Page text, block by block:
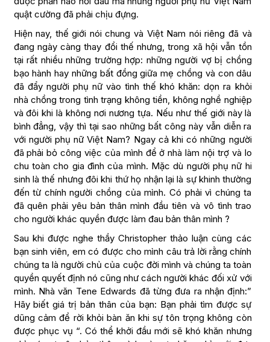
quật cường đã phải chịu đựng.
Hiện nay, thế giới nói chung và Việt Nam nói riêng đã và
đang ngày càng thay đổi thế nhưng, trong xã hội vẫn tồn
tại rất nhiều những trường hợp: những người vợ bị chồng
bạo hành hay những bất đồng giữa mẹ chồng và con dâu
đã đẩy người phụ nữ vào tình thế khó khăn: dọn ra khỏi
nhà chồng trong tình trạng không tiền, không nghề nghiệp
và đôi khi là không nơi nương tựa. Nếu như thế giới này là
bình đẳng, vậy thì tại sao những bất công này vẫn diễn ra
với người phụ nữ Việt Nam? Ngay cả khi có những người
đã phải bỏ công việc của mình để ở nhà làm nội trợ và lo
chu toàn cho gia đình của mình. Mặc dù người phụ nữ hi
sinh là thế nhưng đôi khi thứ họ nhận lại là sự khinh thường
đến từ chính người chồng của mình. Có phải vì chúng ta
đã quên phải yêu bản thân mình đầu tiên và vô tình trao
cho người khác quyền được làm đau bản thân mình ?
Sau khi được nghe thầy Christopher thảo luận cùng các
bạn sinh viên, em có được cho mình câu trả lời rằng chính
chúng ta là người chủ của cuộc đời mình và chúng ta toàn
quyền quyết định nó cũng như cách người khác đối xử với
mình. Nhà văn Tene Edwards đã từng đưa ra nhận định:”
Hãy biết giá trị bản thân của bạn: Bạn phải tìm được sự
dũng cảm để rời khỏi bàn ăn khi sự tôn trọng không còn
được phục vụ “. Có thể khởi đầu mới sẽ khó khăn nhưng